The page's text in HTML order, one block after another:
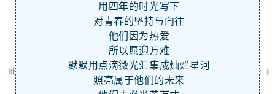
用四年的时光写下
对青春的坚持与向往
他们因为热爱
所以愿迎万难
默默用点滴微光汇集成灿烂星河
照亮属于他们的未来